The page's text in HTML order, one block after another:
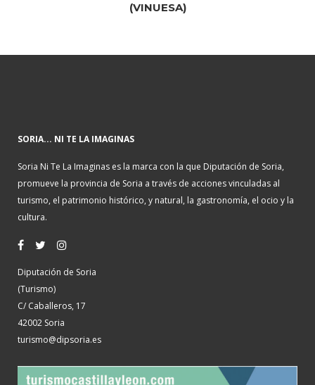
(VINUESA)
SORIA... NI TE LA IMAGINAS
Soria Ni Te La Imaginas es la marca con la que Diputación de Soria,
promueve la provincia de Soria a través de acciones vinculadas al
turismo, el patrimonio histórico, y natural, la gastronomía, el ocio y la
cultura.
Diputación de Soria
(Turismo)
C/ Caballeros, 17
42002 Soria
turismo@dipsoria.es